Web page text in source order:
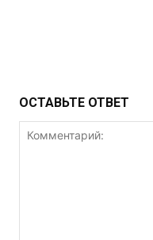
ОСТАВЬТЕ ОТВЕТ